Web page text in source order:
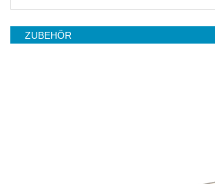
ZUBEHÖR